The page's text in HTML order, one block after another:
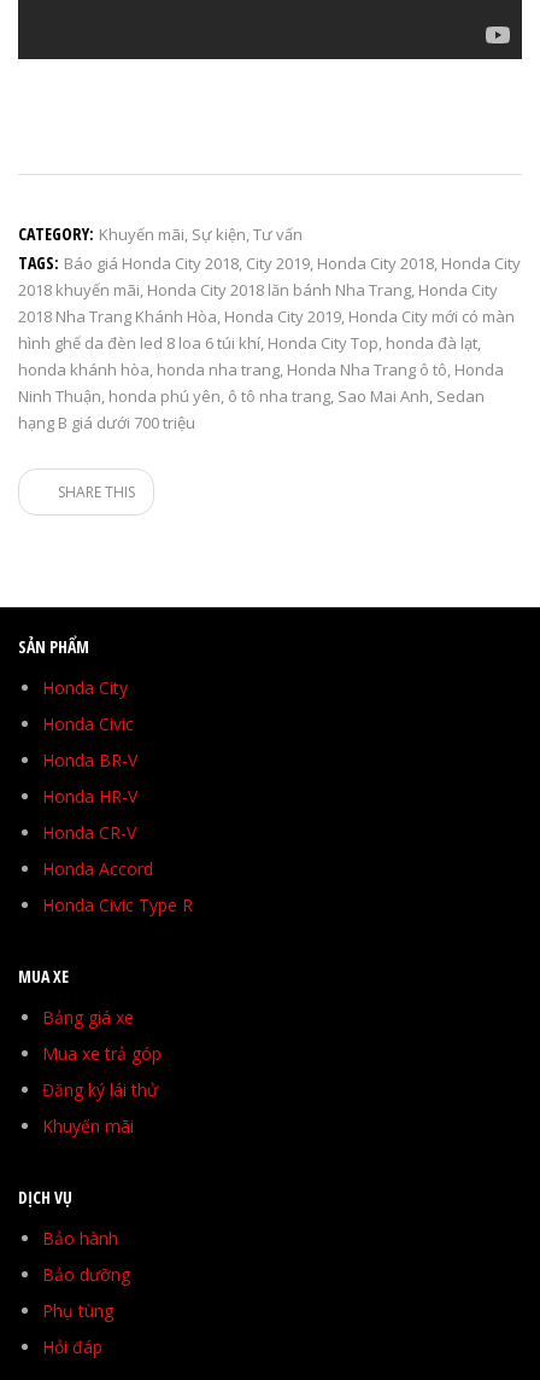
CATEGORY: Khuyến mãi, Sự kiện,Tư vấn
TAGS: Báo giá Honda City 2018, City 2019, Honda City 2018, Honda City
2018 khuyến mãi, Honda City 2018 lăn bánh Nha Trang, Honda City
2018 Nha Trang Khánh Hòa, Honda City 2019, Honda City mới có màn
hình ghế da đèn led 8 loa 6 túi khí, Honda City Top, honda đà lạt,
honda khánh hòa, honda nha trang, Honda Nha Trang ô tô, Honda
Ninh Thuận, honda phú yên, ô tô nha trang, Sao Mai Anh, Sedan
hạng B giá dưới 700 triệu
SHARE THIS
SẢN PHẨM
Honda City
Honda Civic
Honda BR-V
Honda HR-V
Honda CR-V
Honda Accord
Honda Civic Type R
MUA XE
Bảng giá xe
Mua xe trả góp
Đăng ký lái thử
Khuyến mãi
DỊCH VỤ
Bảo hành
Bảo dưỡng
Phụ tùng
Hỏi đáp